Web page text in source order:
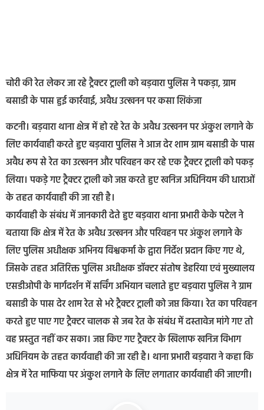
चोरी की रेत लेकर जा रहे ट्रैक्टर ट्राली को बड़वारा पुलिस ने पकड़ा, ग्राम
बसाडी के पास हुई कार्रवाई, अवैध उत्खनन पर कसा शिकंजा
कटनी। बड़वारा थाना क्षेत्र में हो रहे रेत के अवैध उत्खनन पर अंकुश लगाने के
लिए कार्यवाही करते हुए बड़वारा पुलिस ने आज देर शाम ग्राम बसाडी के पास
अवैध रूप से रेत का उत्खनन और परिवहन कर रहे एक ट्रैक्टर ट्राली को पकड़
लिया। पकड़े गए ट्रैक्टर ट्राली को जप्त करते हुए खनिज अधिनियम की धाराओं
के तहत कार्यवाही की जा रही है।
कार्यवाही के संबंध में जानकारी देते हुए बड़वारा थाना प्रभारी केके पटेल ने
बताया कि क्षेत्र में रेत के अवैध उत्खनन और परिवहन पर अंकुश लगाने के
लिए पुलिस अधीक्षक अभिनय विश्वकर्मा के द्वारा निर्देश प्रदान किए गए थे,
जिसके तहत अतिरिक्त पुलिस अधीक्षक डॉक्टर संतोष डेहरिया एवं मुख्यालय
एसडीओपी के मार्गदर्शन में सर्चिंग अभियान चलाते हुए बड़वारा पुलिस ने ग्राम
बसाडी के पास देर शाम रेत से भरे ट्रैक्टर ट्राली को जप्त किया। रेत का परिवहन
करते हुए पाए गए ट्रैक्टर चालक से जब रेत के संबंध में दस्तावेज मांगे गए तो
वह प्रस्तुत नहीं कर सका। जप्त किए गए ट्रैक्टर के खिलाफ खनिज विभाग
अधिनियम के तहत कार्यवाही की जा रही है। थाना प्रभारी बड़वारा ने कहा कि
क्षेत्र में रेत माफिया पर अंकुश लगाने के लिए लगातार कार्यवाही की जाएगी।